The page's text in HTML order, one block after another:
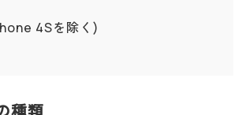
4Sを除く)